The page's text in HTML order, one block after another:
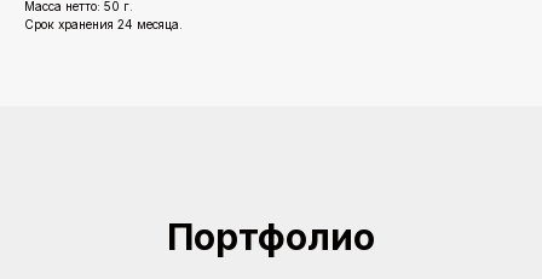
Масса нетто: 50 г.
Срок хранения 24 месяца.
Портфолио